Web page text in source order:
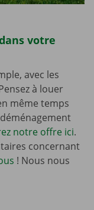
votre
avec les
à louer
même temps
notre offre ici.
concernant
! Nous nous